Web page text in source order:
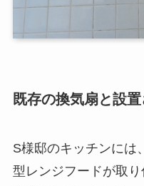
既存の換気扇と設
S様邸のキッチンには
型レンジフードが取